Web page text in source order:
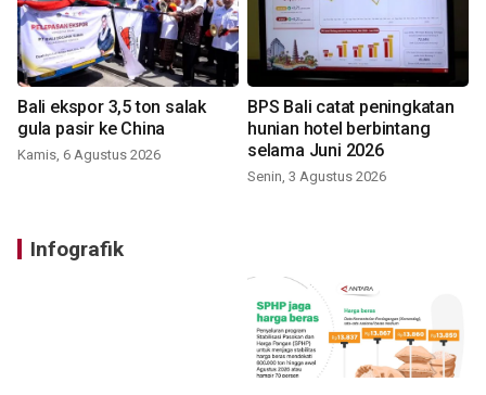
Bali ekspor 3,5 ton salak
gula pasir ke China
Kamis, 6 Agustus 2026
BPS Bali catat peningkatan
hunian hotel berbintang
selama Juni 2026
Senin, 3 Agustus 2026
Infografik